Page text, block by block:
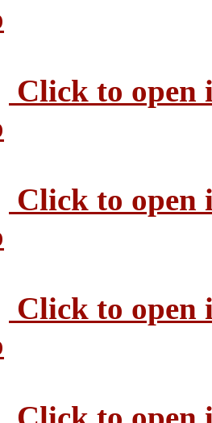
Click to open
Click to open
Click to open